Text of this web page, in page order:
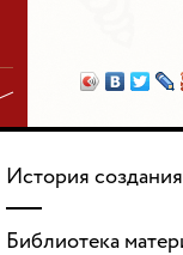
История создания
Библиотека